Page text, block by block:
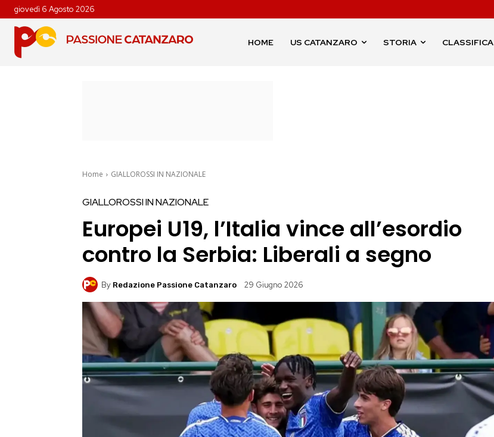
giovedì 6 Agosto 2026
HOME US CATANZARO STORIA CLASSIFICA
Home GIALLOROSSI IN NAZIONALE
GIALLOROSSI IN NAZIONALE
Europei U19, l’Italia vince all’esordio
contro la Serbia: Liberali a segno
By Redazione Passione Catanzaro 29 Giugno 2026